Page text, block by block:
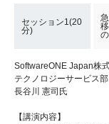
セッション1(20
分)
SoftwareONE Japan株
テクノロジーサービス
長谷川 憲司氏
【講演内容】